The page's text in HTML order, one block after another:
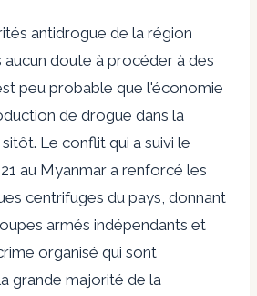
antidrogue de la région
doute à procéder à des
peu probable que l'économie
de drogue dans la
Le conflit qui a suivi le
au Myanmar a renforcé les
centrifuges du pays, donnant
armés indépendants et
organisé qui sont
grande majorité de la